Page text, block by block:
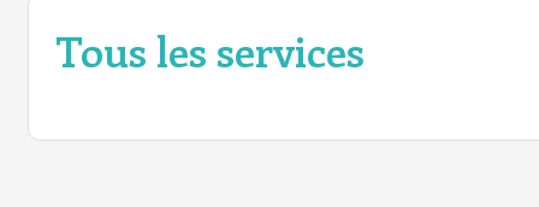
Tous les services